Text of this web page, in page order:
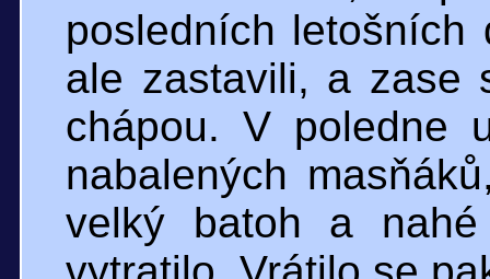
posledních
ale zastavili, a zase
chápou. V poledne
nabalených
velký batoh a